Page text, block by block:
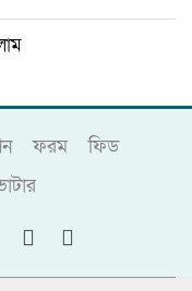
ফরম
ফিড